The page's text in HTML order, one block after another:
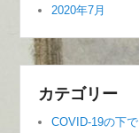
2020年7月
カテゴリー
COVID-19の下で